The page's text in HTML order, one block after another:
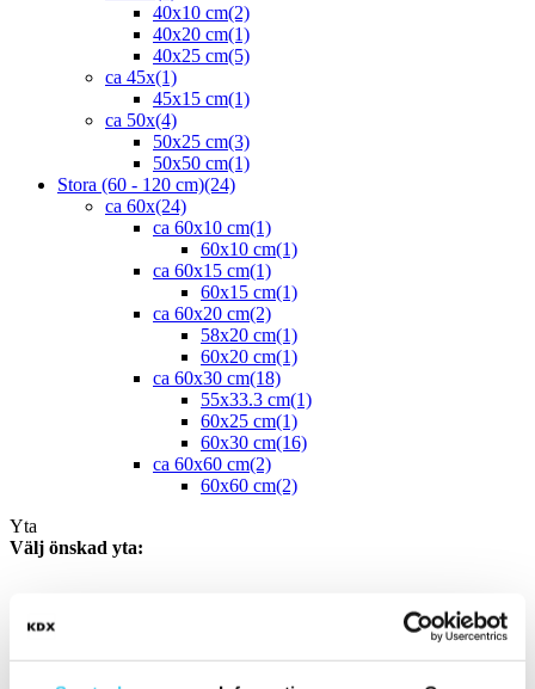
40x10 cm(2)
40x20 cm(1)
40x25 cm(5)
ca 45x(1)
45x15 cm(1)
ca 50x(4)
50x25 cm(3)
50x50 cm(1)
Stora (60 - 120 cm)(24)
ca 60x(24)
ca 60x10 cm(1)
60x10 cm(1)
ca 60x15 cm(1)
60x15 cm(1)
ca 60x20 cm(2)
58x20 cm(1)
60x20 cm(1)
ca 60x30 cm(18)
55x33.3 cm(1)
60x25 cm(1)
60x30 cm(16)
ca 60x60 cm(2)
60x60 cm(2)
Yta
Välj önskad yta: